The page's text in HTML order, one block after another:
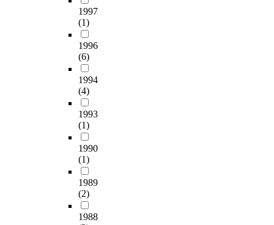
1997
(1)
1996
(6)
1994
(4)
1993
(1)
1990
(1)
1989
(2)
1988